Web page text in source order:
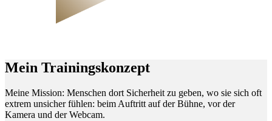
Mein Trainingskonzept
Meine Mission: Menschen dort Sicherheit zu geben, wo sie sich oft
extrem unsicher fühlen: beim Auftritt auf der Bühne, vor der
Kamera und der Webcam.